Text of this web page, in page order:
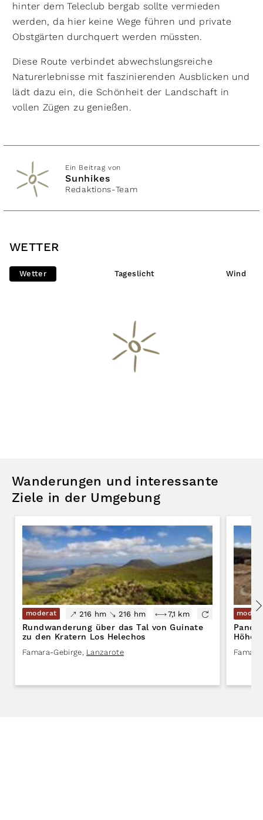
hinter dem Teleclub bergab sollte vermieden
werden, da hier keine Wege führen und private
Obstgärten durchquert werden müssten.
Diese Route verbindet abwechslungsreiche
Naturerlebnisse mit faszinierenden Ausblicken und
lädt dazu ein, die Schönheit der Landschaft in
vollen Zügen zu genießen.
Ein Beitrag von
Sunhikes
Redaktions-Team
WETTER
Wetter Tageslicht Wind
Wanderungen und interessante
Ziele in der Umgebung
moderat 216 hm 216 hm 7,1 km
Rundwanderung über das Tal von Guinate
zu den Kratern Los Helechos
Famara-Gebirge, Lanzarote